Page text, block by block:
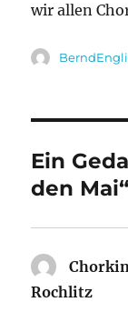
wir allen
Autor
Ein
den
Rochlitz